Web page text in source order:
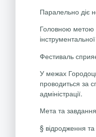
Паралельно діє
Головною метою
Фестиваль
У межах
проводиться за
адміністрації.
Мета та
§ відродження